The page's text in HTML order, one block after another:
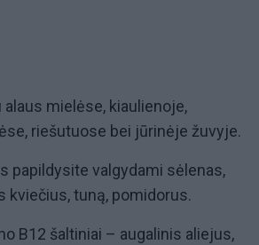
mielėse, kiaulienoje,
riešutuose bei jūrinėje žuvyje.
papildysite valgydami sėlenas,
kviečius, tuną, pomidorus.
B12 šaltiniai – augalinis aliejus,